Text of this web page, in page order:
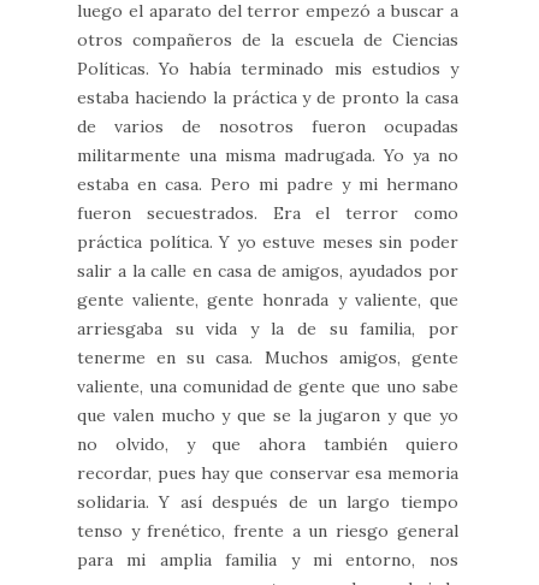
luego el aparato del terror empezó a buscar a
otros compañeros de la escuela de Ciencias
Políticas. Yo había terminado mis estudios y
estaba haciendo la práctica y de pronto la casa
de varios de nosotros fueron ocupadas
militarmente una misma madrugada. Yo ya no
estaba en casa. Pero mi padre y mi hermano
fueron secuestrados. Era el terror como
práctica política. Y yo estuve meses sin poder
salir a la calle en casa de amigos, ayudados por
gente valiente, gente honrada y valiente, que
arriesgaba su vida y la de su familia, por
tenerme en su casa. Muchos amigos, gente
valiente, una comunidad de gente que uno sabe
que valen mucho y que se la jugaron y que yo
no olvido, y que ahora también quiero
recordar, pues hay que conservar esa memoria
solidaria. Y así después de un largo tiempo
tenso y frenético, frente a un riesgo general
para mi amplia familia y mi entorno, nos